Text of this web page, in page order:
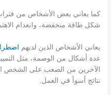
كما يعاني بعض الأشخاص من
شكل طاقة منخفضة، وانعدام
يعاني الأشخاص الذين لديهم
عدة أشكال من الوصمة، مثل
الآخرين من الصعب على الشخص
نتائج أسوأ في العمل.